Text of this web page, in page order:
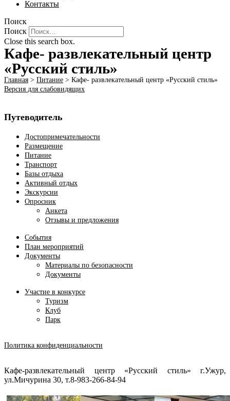
Контакты
Поиск
Поиск
Close this search box.
Кафе- развлекательный центр
«Русский стиль»
Главная > Питание > Кафе- развлекательный центр «Русский стиль»
Версия для слабовидящих
Путеводитель
Достопримечательности
Размещение
Питание
Транспорт
Базы отдыха
Активный отдых
Экскурсии
Опросник
Анкета
Отзывы и предложения
События
План мероприятий
Документы
Материалы по безопасности
Документы
Участие в конкурсе
Туризм
Клуб
Парк
Политика конфиденциальности
Кафе-развлекательный центр «Русский стиль» г.Ужур,
ул.Мичурина 30, т.8-983-266-84-94